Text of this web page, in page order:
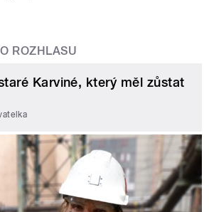
ROZHLASU
Karviné, který měl zůstat